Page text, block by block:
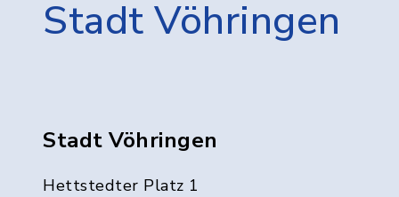
Stadt Vöhringen
Stadt Vöhringen
Hettstedter Platz 1